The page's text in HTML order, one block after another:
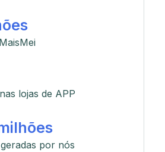
lojas de APP
por nós